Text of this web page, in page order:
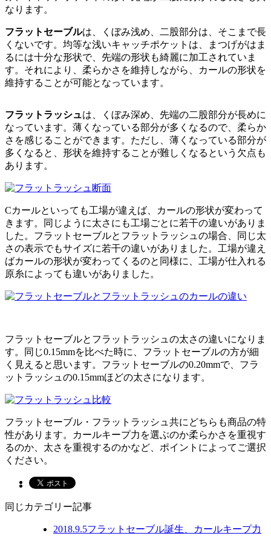
なります。
フラットセーブルは、くぼみ浅め、二股部分は、そこまで長
くないです。均等な浅いキャッチポケットは、まつげがはま
るには十分な形状で、先端の形状も綺麗に加工されていま
す。それにより、柔らかさを維持しながら、カールの形状を
維持することが可能となっています。
フラットラッシュは、くぼみ深め、先端の二股部分が長めに
なっています。薄くなっている部分が多くなるので、柔らか
さを感じることができます。ただし、薄くなっている部分が
多くなると、形状を維持することが難しくなるという欠点も
あります。
Cカールといっても工場が違えば、カールの形状が変わって
きます。同じように太さにも工場ごとに若干の違いがありま
した。フラットセーブルとフラットラッシュの場合、同じ太
さの表示でもサイズに若干の違いがありました。工場が違え
ばカールの形状が変わってくるのと同様に、工場が仕入れる
原糸によっても違いがありました。
フラットセーブルとフラットラッシュの太さの違いになりま
す。同じ0.15mmを比べた時に、フラットセーブルの方が細
く見えると思います。フラットセーブルの0.20mmで、フラ
ットラッシュの0.15mmほどの太さになります。
フラットセーブル・フラットラッシュ共にどちらも商品の特
性があります。カールキープ力を選ぶのか柔らかさを重視す
るのか、太さを重視するのかなど、ポイントによってご選択
ください。
同じカテゴリー記事
2018.9.5フラットセーブル誕生、カールキープ力